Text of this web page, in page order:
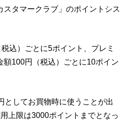
スタマークラブ」のポイントシス
込）ごとに5ポイント、プレミ
額100円（税込）ごとに10ポイン
としてお買物時に使うことが出
上限は3000ポイントまでとなっ